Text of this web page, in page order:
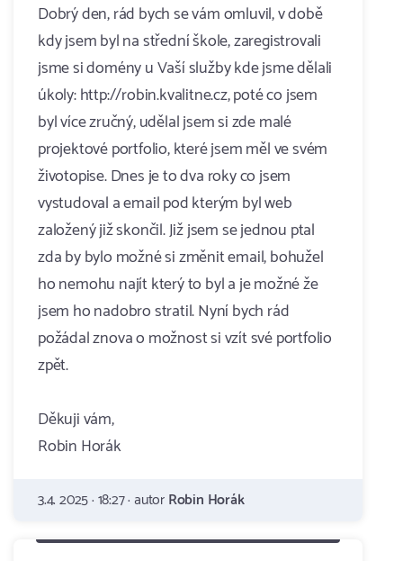
Dobrý den, rád bych se vám omluvil, v době
kdy jsem byl na střední škole, zaregistrovali
jsme si domény u Vaší služby kde jsme dělali
úkoly: http://robin.kvalitne.cz, poté co jsem
byl více zručný, udělal jsem si zde malé
projektové portfolio, které jsem měl ve svém
životopise. Dnes je to dva roky co jsem
vystudoval a email pod kterým byl web
založený již skončil. Již jsem se jednou ptal
zda by bylo možné si změnit email, bohužel
ho nemohu najít který to byl a je možné že
jsem ho nadobro stratil. Nyní bych rád
požádal znova o možnost si vzít své portfolio
zpět.
Děkuji vám,
Robin Horák
3.4. 2025 · 18:27 · autorRobin Horák